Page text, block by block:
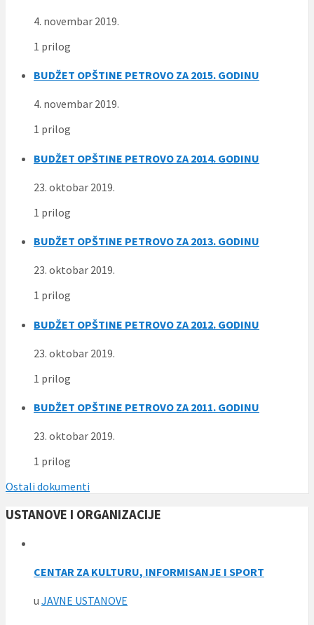
4. novembar 2019.
1 prilog
BUDŽET OPŠTINE PETROVO ZA 2015. GODINU
4. novembar 2019.
1 prilog
BUDŽET OPŠTINE PETROVO ZA 2014. GODINU
23. oktobar 2019.
1 prilog
BUDŽET OPŠTINE PETROVO ZA 2013. GODINU
23. oktobar 2019.
1 prilog
BUDŽET OPŠTINE PETROVO ZA 2012. GODINU
23. oktobar 2019.
1 prilog
BUDŽET OPŠTINE PETROVO ZA 2011. GODINU
23. oktobar 2019.
1 prilog
Ostali dokumenti
USTANOVE I ORGANIZACIJE
CENTAR ZA KULTURU, INFORMISANJE I SPORT
u JAVNE USTANOVE